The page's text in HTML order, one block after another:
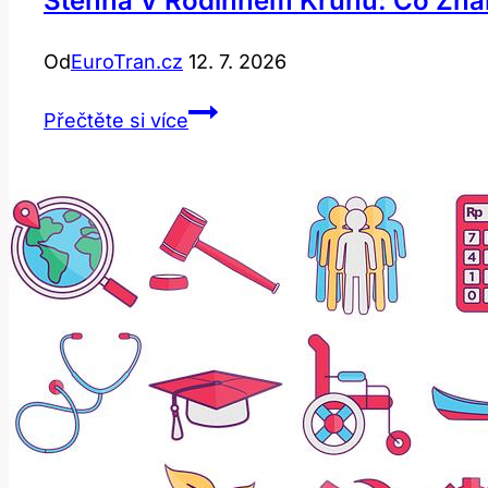
OdEuroTran.cz 12. 7. 2026
Přečtěte si víceStehna
kruhu:
Co
znamená
‚stepmom‘?